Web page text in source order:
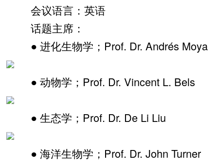
会议语言：英语
话题主席：
● 进化生物学；Prof. Dr. Andrés Moya
● 动物学；Prof. Dr. Vincent L. Bels
● 生态学；Prof. Dr. De Li Liu
● 海洋生物学；Prof. Dr. John Turner